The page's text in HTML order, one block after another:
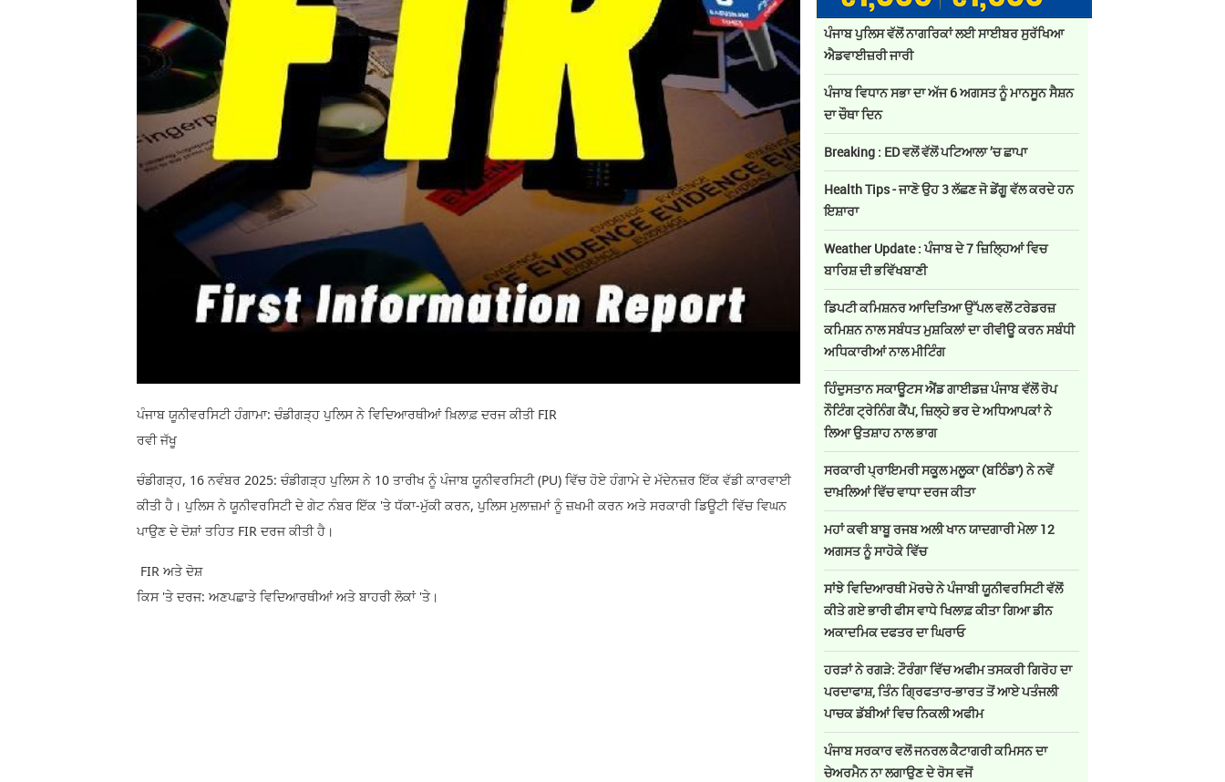
ਪੰਜਾਬ ਯੂਨੀਵਰਸਿਟੀ ਹੰਗਾਮਾ: ਚੰਡੀਗੜ੍ਹ ਪੁਲਿਸ ਨੇ ਵਿਦਿਆਰਥੀਆਂ ਖ਼ਿਲਾਫ਼ ਦਰਜ ਕੀਤੀ FIR
ਰਵੀ ਜੱਖੂ
ਚੰਡੀਗੜ੍ਹ, 16 ਨਵੰਬਰ 2025: ਚੰਡੀਗੜ੍ਹ ਪੁਲਿਸ ਨੇ 10 ਤਾਰੀਖ ਨੂੰ ਪੰਜਾਬ ਯੂਨੀਵਰਸਿਟੀ (PU) ਵਿੱਚ ਹੋਏ ਹੰਗਾਮੇ ਦੇ ਮੱਦੇਨਜ਼ਰ ਇੱਕ ਵੱਡੀ ਕਾਰਵਾਈ
ਕੀਤੀ ਹੈ। ਪੁਲਿਸ ਨੇ ਯੂਨੀਵਰਸਿਟੀ ਦੇ ਗੇਟ ਨੰਬਰ ਇੱਕ 'ਤੇ ਧੱਕਾ-ਮੁੱਕੀ ਕਰਨ, ਪੁਲਿਸ ਮੁਲਾਜ਼ਮਾਂ ਨੂੰ ਜ਼ਖਮੀ ਕਰਨ ਅਤੇ ਸਰਕਾਰੀ ਡਿਊਟੀ ਵਿੱਚ ਵਿਘਨ
ਪਾਉਣ ਦੇ ਦੋਸ਼ਾਂ ਤਹਿਤ FIR ਦਰਜ ਕੀਤੀ ਹੈ।
FIR ਅਤੇ ਦੋਸ਼
ਕਿਸ 'ਤੇ ਦਰਜ: ਅਣਪਛਾਤੇ ਵਿਦਿਆਰਥੀਆਂ ਅਤੇ ਬਾਹਰੀ ਲੋਕਾਂ 'ਤੇ।
ਪੰਜਾਬ ਪੁਲਿਸ ਵੱਲੋਂ ਨਾਗਰਿਕਾਂ ਲਈ ਸਾਈਬਰ ਸੁਰੱਖਿਆ
ਐਡਵਾਈਜ਼ਰੀ ਜਾਰੀ
ਪੰਜਾਬ ਵਿਧਾਨ ਸਭਾ ਦਾ ਅੱਜ 6 ਅਗਸਤ ਨੂੰ ਮਾਨਸੂਨ ਸੈਸ਼ਨ
ਦਾ ਚੌਥਾ ਦਿਨ
Breaking : ED ਵਲੋਂ ਵੱਲੋਂ ਪਟਿਆਲਾ ’ਚ ਛਾਪਾ
Health Tips - ਜਾਣੋ ਉਹ 3 ਲੱਛਣ ਜੋ ਡੇਂਗੂ ਵੱਲ ਕਰਦੇ ਹਨ
ਇਸ਼ਾਰਾ
Weather Update : ਪੰਜਾਬ ਦੇ 7 ਜ਼ਿਲ੍ਹਿਆਂ ਵਿਚ
ਬਾਰਿਸ਼ ਦੀ ਭਵਿੱਖਬਾਣੀ
ਡਿਪਟੀ ਕਮਿਸ਼ਨਰ ਆਦਿਤਿਆ ਉੱਪਲ ਵਲੋਂ ਟਰੇਡਰਜ਼
ਕਮਿਸ਼ਨ ਨਾਲ ਸਬੰਧਤ ਮੁਸ਼ਕਿਲਾਂ ਦਾ ਰੀਵੀਊ ਕਰਨ ਸਬੰਧੀ
ਅਧਿਕਾਰੀਆਂ ਨਾਲ ਮੀਟਿੰਗ
ਹਿੰਦੁਸਤਾਨ ਸਕਾਊਟਸ ਐਂਡ ਗਾਈਡਜ਼ ਪੰਜਾਬ ਵੱਲੋਂ ਰੋਪ
ਨੌਟਿੰਗ ਟ੍ਰੇਨਿੰਗ ਕੈਂਪ, ਜ਼ਿਲ੍ਹੇ ਭਰ ਦੇ ਅਧਿਆਪਕਾਂ ਨੇ
ਲਿਆ ਉਤਸ਼ਾਹ ਨਾਲ ਭਾਗ
ਸਰਕਾਰੀ ਪ੍ਰਾਇਮਰੀ ਸਕੂਲ ਮਲੂਕਾ (ਬਠਿੰਡਾ) ਨੇ ਨਵੇਂ
ਦਾਖ਼ਲਿਆਂ ਵਿੱਚ ਵਾਧਾ ਦਰਜ ਕੀਤਾ
ਮਹਾਂ ਕਵੀ ਬਾਬੂ ਰਜਬ ਅਲੀ ਖਾਨ ਯਾਦਗਾਰੀ ਮੇਲਾ 12
ਅਗਸਤ ਨੂੰ ਸਾਹੋਕੇ ਵਿੱਚ
ਸਾਂਝੇ ਵਿਦਿਆਰਥੀ ਮੋਰਚੇ ਨੇ ਪੰਜਾਬੀ ਯੂਨੀਵਰਸਿਟੀ ਵੱਲੋਂ
ਕੀਤੇ ਗਏ ਭਾਰੀ ਫੀਸ ਵਾਧੇ ਖਿਲਾਫ਼ ਕੀਤਾ ਗਿਆ ਡੀਨ
ਅਕਾਦਮਿਕ ਦਫਤਰ ਦਾ ਘਿਰਾਓ
ਹਰੜਾਂ ਨੇ ਰਗੜੇ: ਟੌਰੰਗਾ ਵਿੱਚ ਅਫੀਮ ਤਸਕਰੀ ਗਿਰੋਹ ਦਾ
ਪਰਦਾਫਾਸ਼, ਤਿੰਨ ਗ੍ਰਿਫਤਾਰ-ਭਾਰਤ ਤੋਂ ਆਏ ਪਤੰਜਲੀ
ਪਾਚਕ ਡੱਬੀਆਂ ਵਿਚ ਨਿਕਲੀ ਅਫੀਮ
ਪੰਜਾਬ ਸਰਕਾਰ ਵਲੋਂ ਜਨਰਲ ਕੈਟਾਗਰੀ ਕਮਿਸਨ ਦਾ
ਚੇਅਰਮੈਨ ਨਾ ਲਗਾਉਣ ਦੇ ਰੋਸ ਵਜੋਂ